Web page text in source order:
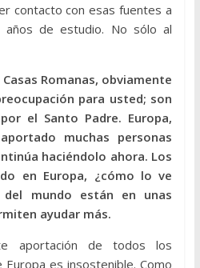
contacto con esas fuentes a
de estudio. No sólo al
Romanas, obviamente
para usted; son
el Santo Padre. Europa,
muchas personas
haciéndolo ahora. Los
en Europa, ¿cómo lo ve
mundo están en unas
ayudar más.
aportación de todos los
es insostenible. Como